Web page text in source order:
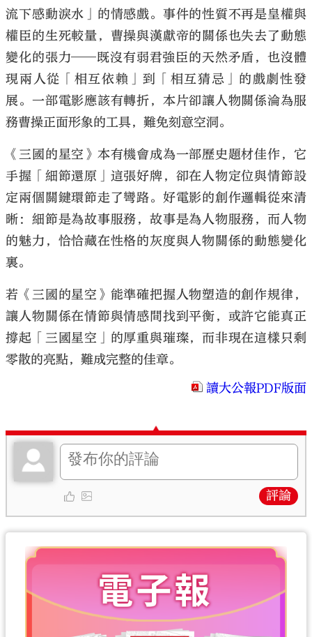
流下感動淚水」的情感戲。事件的性質不再是皇權與
權臣的生死較量，曹操與漢獻帝的關係也失去了動態
變化的張力──既沒有弱君強臣的天然矛盾，也沒體
現兩人從「相互依賴」到「相互猜忌」的戲劇性發
展。一部電影應該有轉折，本片卻讓人物關係淪為服
務曹操正面形象的工具，難免刻意空洞。
《三國的星空》本有機會成為一部歷史題材佳作，它
手握「細節還原」這張好牌，卻在人物定位與情節設
定兩個關鍵環節走了彎路。好電影的創作邏輯從來清
晰：細節是為故事服務，故事是為人物服務，而人物
的魅力，恰恰藏在性格的灰度與人物關係的動態變化
裏。
若《三國的星空》能準確把握人物塑造的創作規律，
讓人物關係在情節與情感間找到平衡，或許它能真正
撐起「三國星空」的厚重與璀璨，而非現在這樣只剩
零散的亮點，難成完整的佳章。
讀大公報PDF版面
評論